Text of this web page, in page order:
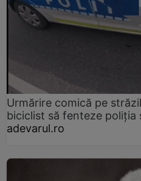
Urmărire comică pe
biciclist să fenteze poliția
adevarul.ro